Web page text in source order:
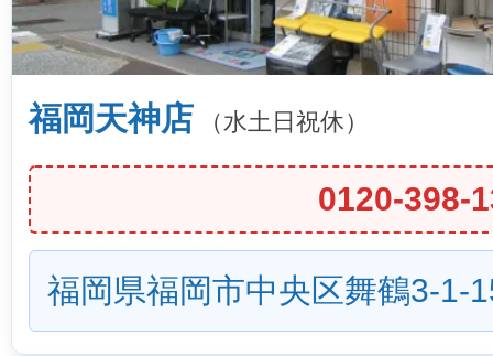
福岡天神店 （水土日祝休）
0120-398-
福岡県福岡市中央区舞鶴3-1-